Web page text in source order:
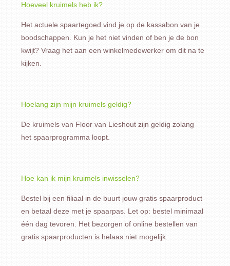
Hoeveel kruimels heb ik?
Het actuele spaartegoed vind je op de kassabon van je
boodschappen. Kun je het niet vinden of ben je de bon
kwijt? Vraag het aan een winkelmedewerker om dit na te
kijken.
Hoelang zijn mijn kruimels geldig?
De kruimels van Floor van Lieshout zijn geldig zolang
het spaarprogramma loopt.
Hoe kan ik mijn kruimels inwisselen?
Bestel bij een filiaal in de buurt jouw gratis spaarproduct
en betaal deze met je spaarpas. Let op: bestel minimaal
één dag tevoren. Het bezorgen of online bestellen van
gratis spaarproducten is helaas niet mogelijk.